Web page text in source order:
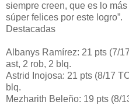
siempre creen, que es lo
súper felices por este logro”.
Destacadas
Albanys Ramírez: 21 pts (7/
ast, 2 rob, 2 blq.
Astrid Inojosa: 21 pts (8/17
blq.
Mezharith Beleño: 19 pts (8/